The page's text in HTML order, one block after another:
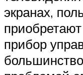
экранах,
прибор